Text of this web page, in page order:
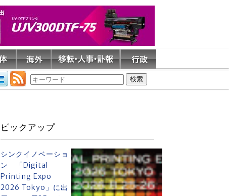
ピックアップ
シンクイノベーショ
ン 「Digital
Printing Expo
2026 Tokyo」に出